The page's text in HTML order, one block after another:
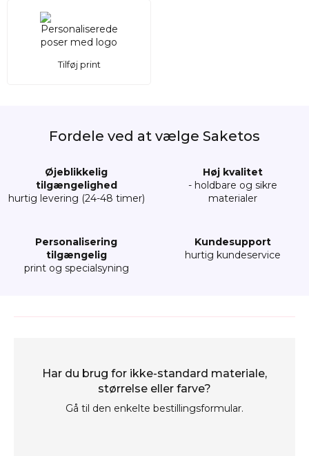
Tilføj print
Fordele ved at vælge Saketos
Øjeblikkelig
tilgængelighed
hurtig levering (24-48 timer)
Høj kvalitet
- holdbare og sikre
materialer
Personalisering
tilgængelig
print og specialsyning
Kundesupport
hurtig kundeservice
Har du brug for ikke-standard materiale,
størrelse eller farve?
Gå til den enkelte bestillingsformular.